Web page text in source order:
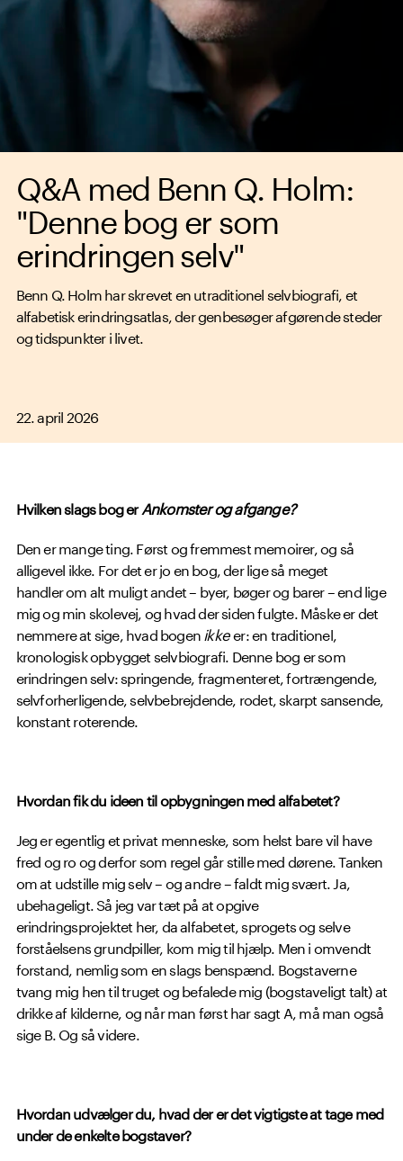
Q&A med Benn Q. Holm:
"Denne bog er som
erindringen selv"
Benn Q. Holm har skrevet en utraditionel selvbiografi, et
alfabetisk erindringsatlas, der genbesøger afgørende steder
og tidspunkter i livet.
22. april 2026
Hvilken slags bog erAnkomster og afgange?
Den er mange ting. Først og fremmest memoirer, og så
alligevel ikke. For det er jo en bog, der lige så meget
handler om alt muligt andet – byer, bøger og barer – end lige
mig og min skolevej, og hvad der siden fulgte. Måske er det
nemmere at sige, hvad bogenikkeer: en traditionel,
kronologisk opbygget selvbiografi. Denne bog er som
erindringen selv: springende, fragmenteret, fortrængende,
selvforherligende, selvbebrejdende, rodet, skarpt sansende,
konstant roterende.
Hvordan fik du ideen til opbygningen med alfabetet?
Jeg er egentlig et privat menneske, som helst bare vil have
fred og ro og derfor som regel går stille med dørene. Tanken
om at udstille mig selv – og andre – faldt mig svært. Ja,
ubehageligt. Så jeg var tæt på at opgive
erindringsprojektet her, da alfabetet, sprogets og selve
forståelsens grundpiller, kom mig til hjælp. Men i omvendt
forstand, nemlig som en slags benspænd. Bogstaverne
tvang mig hen til truget og befalede mig (bogstaveligt talt) at
drikke af kilderne, og når man først har sagt A, må man også
sige B. Og så videre.
Hvordan udvælger du, hvad der er det vigtigste at tage med
under de enkelte bogstaver?